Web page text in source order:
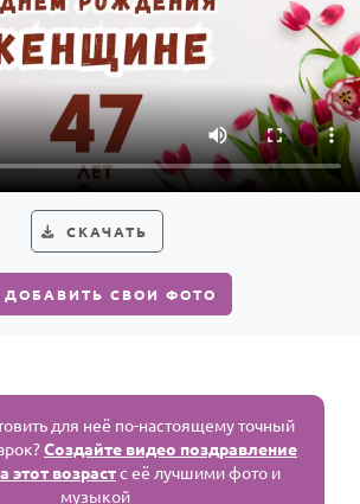
СКАЧАТЬ
ДОБАВИТЬ СВОИ ФОТО
для неё по-настоящему точный
Создайте видео поздравление
возрастс её лучшими фото и
музыкой